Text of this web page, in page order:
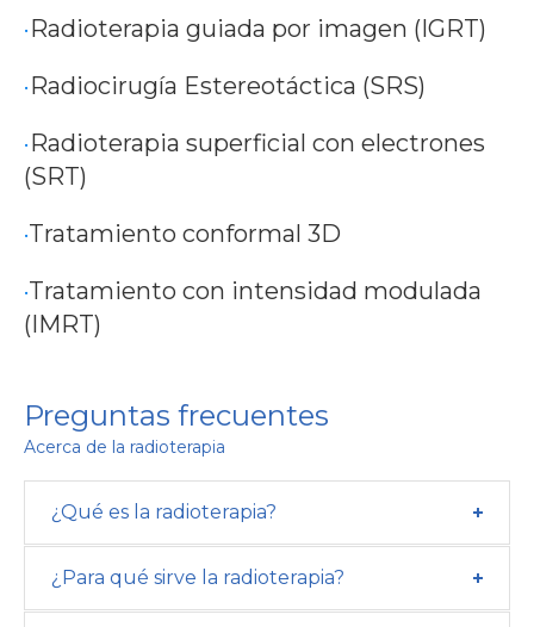
· Radioterapia guiada por imagen (IGRT)
· Radiocirugía Estereotáctica (SRS)
· Radioterapia superficial con electrones
(SRT)
·Tratamiento conformal 3D
·Tratamiento con intensidad modulada
(IMRT)
Preguntas frecuentes
Acerca de la radioterapia
¿Qué es la radioterapia?
¿Para qué sirve la radioterapia?